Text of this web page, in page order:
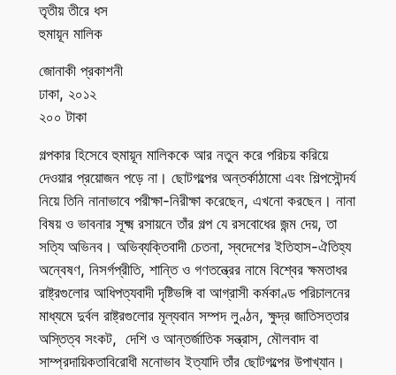
তৃতীয় তীরে ধস
হুমায়ূন মালিক
জোনাকী প্রকাশনী
ঢাকা, ২০১২
২০০ টাকা
গল্পকার হিসেবে হুমায়ূন মালিককে আর নতুন করে পরিচয় করিয়ে
দেওয়ার প্রয়োজন পড়ে না। ছোটগল্পের অন্তর্কাঠামো এবং শিল্পসৌন্দর্য
নিয়ে তিনি নানাভাবে পরীক্ষা-নিরীক্ষা করেছেন, এখনো করছেন। নানা
বিষয় ও ভাবনার সূক্ষ্ম রসায়নে তাঁর গল্প যে রসবোধের জন্ম দেয়, তা
সত্যি অভিনব। অভিব্যক্তিবাদী চেতনা, স্বদেশের ইতিহাস-ঐতিহ্য
অন্বেষণ, নিসর্গপ্রীতি, শান্তি ও গণতন্ত্রের নামে বিশ্বের ক্ষমতাধর
রাষ্ট্রগুলোর আধিপত্যবাদী দৃষ্টিভঙ্গি বা আগ্রাসী কর্মকাণ্ড পরিচালনের
মাধ্যমে দুর্বল রাষ্ট্রগুলোর মূল্যবান সম্পদ লুণ্ঠন, ক্ষুদ্র জাতিসত্তার
অস্তিত্ব সংকট, দেশি ও আন্তর্জাতিক সন্ত্রাস, মৌলবাদ বা
সাম্প্রদায়িকতাবিরোধী মনোভাব ইত্যাদি তাঁর ছোটগল্পের উপাখ্যান।